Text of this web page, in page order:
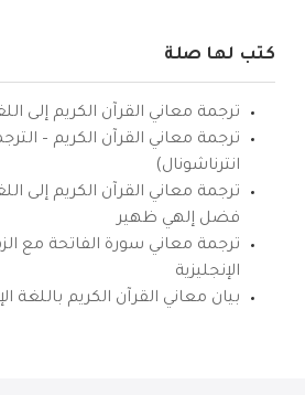
كتب لها صلة
ترجمة معاني القرآن الكريم إلى
ترجمة معاني القرآن الكريم –
انترناشونال)
ترجمة معاني القرآن الكريم إلى
فضل إلهي ظهير
ترجمة معاني سورة الفاتحة مع
الإنجليزية
بيان معاني القرآن الكريم باللغة